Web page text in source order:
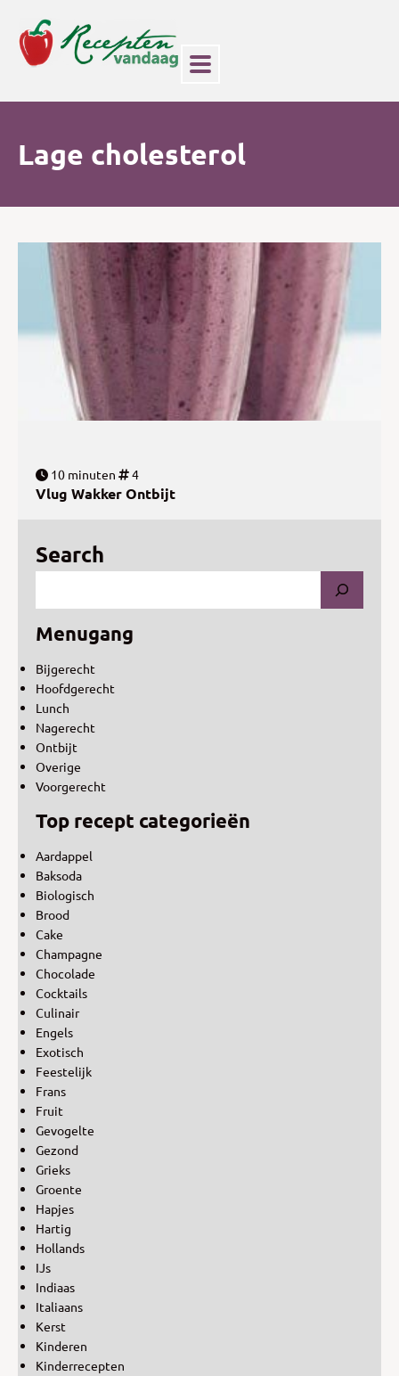
Lage cholesterol
10 minuten 4
Vlug Wakker Ontbijt
Search
Menugang
Bijgerecht
Hoofdgerecht
Lunch
Nagerecht
Ontbijt
Overige
Voorgerecht
Top recept categorieën
Aardappel
Baksoda
Biologisch
Brood
Cake
Champagne
Chocolade
Cocktails
Culinair
Engels
Exotisch
Feestelijk
Frans
Fruit
Gevogelte
Gezond
Grieks
Groente
Hapjes
Hartig
Hollands
IJs
Indiaas
Italiaans
Kerst
Kinderen
Kinderrecepten